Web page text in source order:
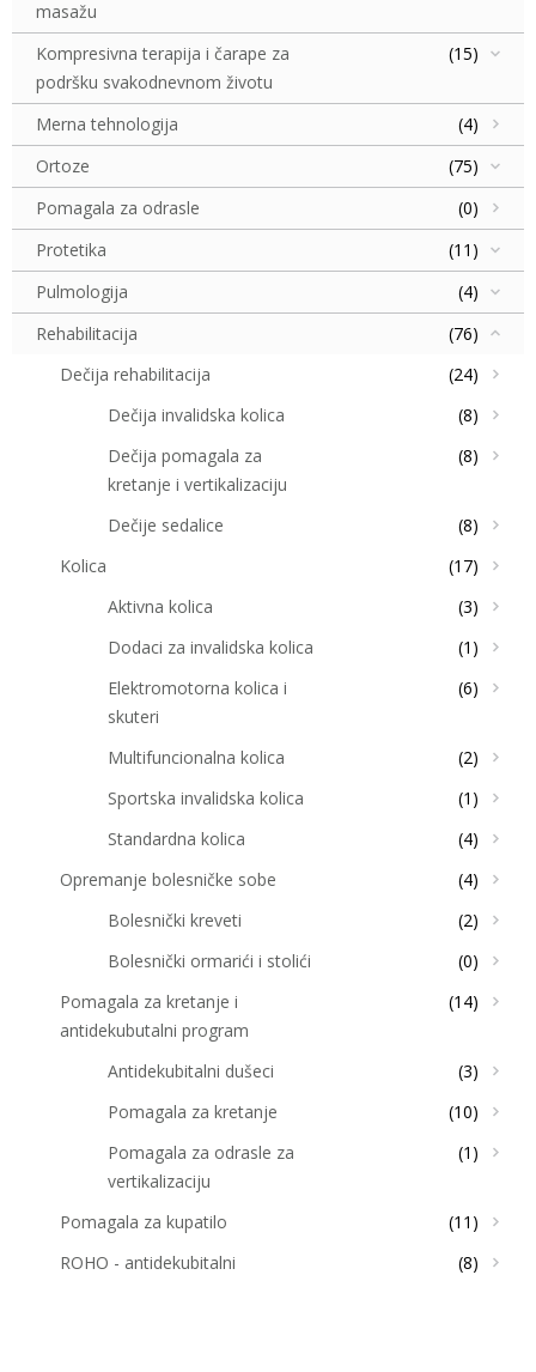
masažu
Kompresivna terapija i čarape za
podršku svakodnevnom životu
(15)
Merna tehnologija
(4)
Ortoze
(75)
Pomagala za odrasle
(0)
Protetika
(11)
Pulmologija
(4)
Rehabilitacija
(76)
Dečija rehabilitacija
(24)
Dečija invalidska kolica
(8)
Dečija pomagala za
kretanje i vertikalizaciju
(8)
Dečije sedalice
(8)
Kolica
(17)
Aktivna kolica
(3)
Dodaci za invalidska kolica
(1)
Elektromotorna kolica i
skuteri
(6)
Multifuncionalna kolica
(2)
Sportska invalidska kolica
(1)
Standardna kolica
(4)
Opremanje bolesničke sobe
(4)
Bolesnički kreveti
(2)
Bolesnički ormarići i stolići
(0)
Pomagala za kretanje i
antidekubutalni program
(14)
Antidekubitalni dušeci
(3)
Pomagala za kretanje
(10)
Pomagala za odrasle za
vertikalizaciju
(1)
Pomagala za kupatilo
(11)
ROHO - antidekubitalni
(8)